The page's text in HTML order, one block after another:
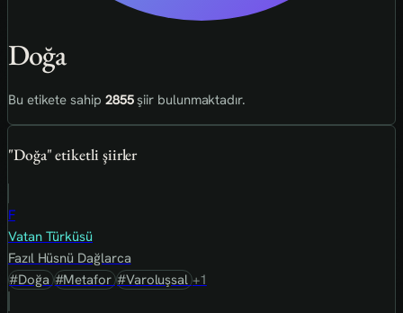
Doğa
Bu etikete sahip 2855şiir bulunmaktadır.
"Doğa" etiketli şiirler
F
Vatan Türküsü
Fazıl Hüsnü Dağlarca
#Doğa#Metafor#Varoluşsal+1